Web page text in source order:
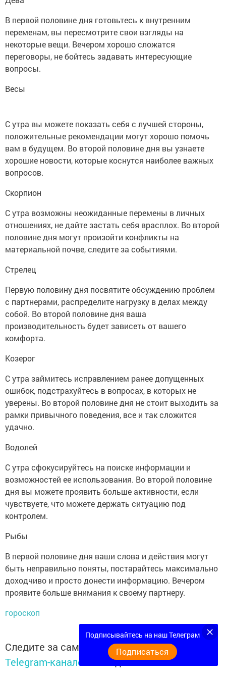
В первой половине дня готовьтесь к внутренним
переменам, вы пересмотрите свои взгляды на
некоторые вещи. Вечером хорошо сложатся
переговоры, не бойтесь задавать интересующие
вопросы.
Весы
С утра вы можете показать себя с лучшей стороны,
положительные рекомендации могут хорошо помочь
вам в будущем. Во второй половине дня вы узнаете
хорошие новости, которые коснутся наиболее важных
вопросов.
Скорпион
С утра возможны неожиданные перемены в личных
отношениях, не дайте застать себя врасплох. Во второй
половине дня могут произойти конфликты на
материальной почве, следите за событиями.
Стрелец
Первую половину дня посвятите обсуждению проблем
с партнерами, распределите нагрузку в делах между
собой. Во второй половине дня ваша
производительность будет зависеть от вашего
комфорта.
Козерог
С утра займитесь исправлением ранее допущенных
ошибок, подстрахуйтесь в вопросах, в которых не
уверены. Во второй половине дня не стоит выходить за
рамки привычного поведения, все и так сложится
удачно.
Водолей
С утра сфокусируйтесь на поиске информации и
возможностей ее использования. Во второй половине
дня вы можете проявить больше активности, если
чувствуете, что можете держать ситуацию под
контролем.
Рыбы
В первой половине дня ваши слова и действия могут
быть неправильно поняты, постарайтесь максимально
доходчиво и просто донести информацию. Вечером
проявите больше внимания к своему партнеру.
гороскоп
Следите за самым важным и интересным в
Telegram-канале
Татмедиа
Подписывайтесь на наш Телеграм
Подписаться